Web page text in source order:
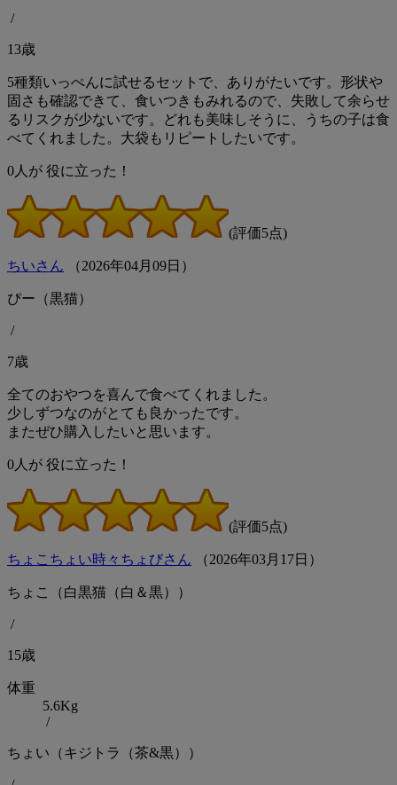
/
13歳
5種類いっぺんに試せるセットで、ありがたいです。形状や
固さも確認できて、食いつきもみれるので、失敗して余らせ
るリスクが少ないです。どれも美味しそうに、うちの子は食
べてくれました。大袋もリピートしたいです。
0 人が 役に立った！
(評価5点)
ちいさん （2026年04月 09日）
ぴー（黒猫）
/
7歳
全てのおやつを喜んで食べてくれました。
少しずつなのがとても良かったです。
またぜひ購入したいと思います。
0 人が 役に立った！
(評価5点)
ちょこちょい時々ちょびさん （2026年03月 17日）
ちょこ（白黒猫（白＆黒））
/
15歳
体重
5.6Kg
/
ちょい（キジトラ（茶&黒））